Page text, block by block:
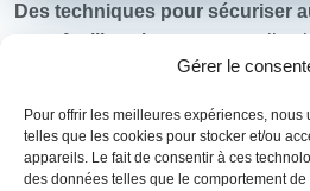
Gérer le
Pour offrir les meilleures expériences,
telles que les cookies pour stocker et/ou
appareils. Le fait de consentir à ces
des données telles que le comportement
Des techniques pour sécuriser
portefeuille existent, comme
facteurs, des mots de passe forts
régulièrement.
En règle générale, il est